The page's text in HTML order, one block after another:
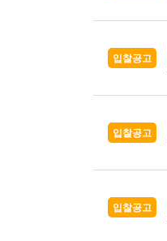
입찰공고
입찰공고
입찰공고